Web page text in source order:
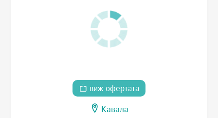
виж офертата
Кавала